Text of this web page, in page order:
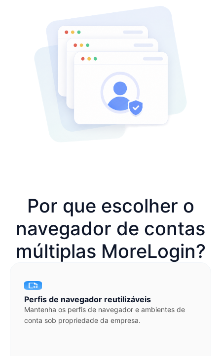
Por que escolher o
navegador de contas
múltiplas MoreLogin?
Perfis de navegador reutilizáveis
Mantenha os perfis de navegador e ambientes de
conta sob propriedade da empresa.